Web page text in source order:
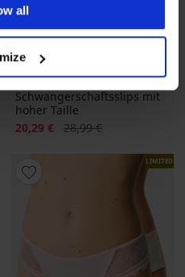
all
-30%
2er-PACK
Schwangerschaftsslips mit
hoher Taille
Rabatt
20,29 € Alter Preis
28,99 €
LIMITED